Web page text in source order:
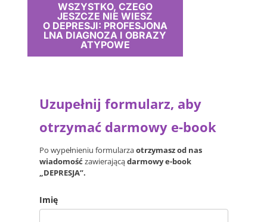
WSZYSTKO, CZEGO
JESZCZE NIE WIESZ
O DEPRESJI: PROFESJONA
LNA DIAGNOZA I OBRAZY
ATYPOWE
Uzupełnij formularz, aby
otrzymać darmowy e-book
Po wypełnieniu formularzaotrzymasz od nas
wiadomość zawierającądarmowy e-book
„DEPRESJA”.
Imię